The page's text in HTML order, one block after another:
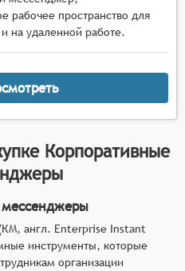
рабочее пространство для
на удаленной работе.
Корпоративные
мессенджеры
англ. Enterprise Instant
инструменты, которые
организации